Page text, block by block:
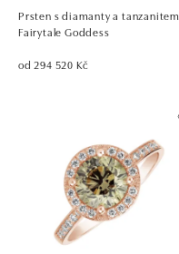
Prsten s diamanty a tanzanitem
Fairytale Goddess
od 294 520 Kč